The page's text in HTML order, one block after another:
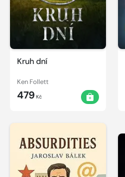
Kruh dní
Ken Follett
479 Kč